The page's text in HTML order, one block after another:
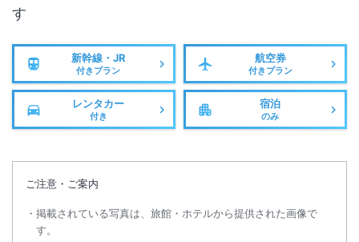
す
新幹線・JR
付きプラン
航空券
付きプラン
レンタカー
付き
宿泊
のみ
ご注意・ご案内
掲載されている写真は、旅館・ホテルから提供された画像で
す。